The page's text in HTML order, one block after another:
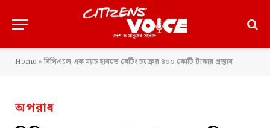
Home »বিপিএলে এক ম্যাচ হারতে বেটিং চক্রের ৪০০ কোটি টাকার প্রস্তাব
অপরাধ